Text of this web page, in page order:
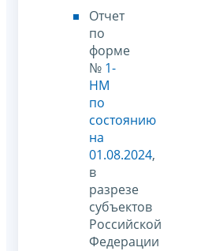
Отчет
по
форме
№ 1-
НМ
по
состоянию
на
01.08.2024,
в
разрезе
субъектов
Российской
Федерации